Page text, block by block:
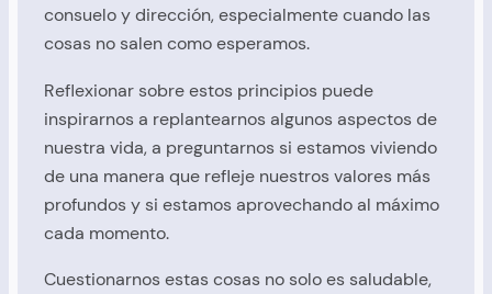
consuelo y dirección, especialmente cuando las
cosas no salen como esperamos.
Reflexionar sobre estos principios puede
inspirarnos a replantearnos algunos aspectos de
nuestra vida, a preguntarnos si estamos viviendo
de una manera que refleje nuestros valores más
profundos y si estamos aprovechando al máximo
cada momento.
Cuestionarnos estas cosas no solo es saludable,